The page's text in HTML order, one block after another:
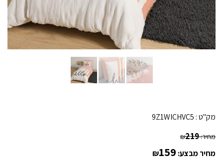
מק"ט : 9Z1WICHVC5
מחיר: ₪219
מחיר מבצע: ₪159